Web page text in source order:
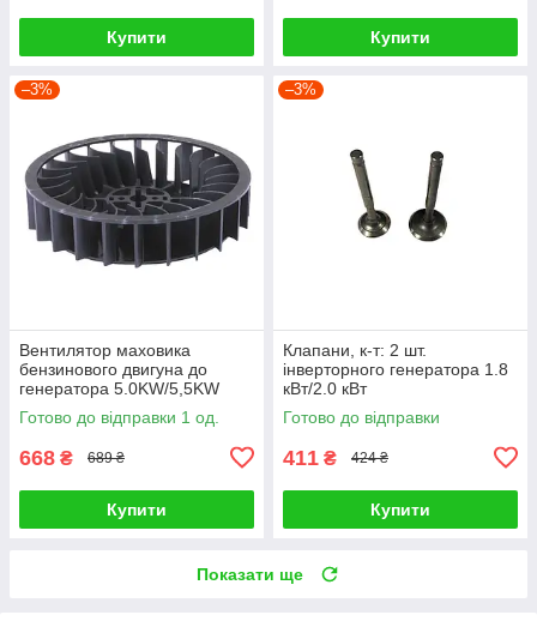
Купити Купити
–3%
Вентилятор маховика
бензинового двигуна до
генератора 5.0KW/5,5KW
Готово до відправки 1 од.
668 ₴ 689 ₴
Купити
–3%
Клапани, к-т: 2 шт.
інверторного генератора 1.8
кВт/2.0 кВт
Готово до відправки
411 ₴ 424 ₴
Купити
Показати ще